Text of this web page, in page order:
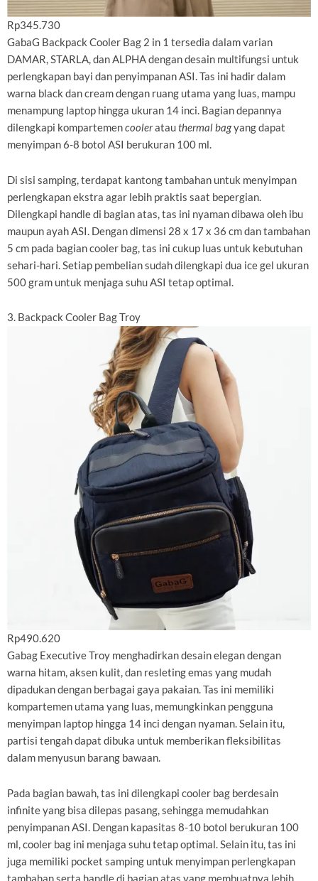
Rp345.730
GabaG Backpack Cooler Bag 2 in 1 tersedia dalam varian
DAMAR, STARLA, dan ALPHA dengan desain multifungsi untuk
perlengkapan bayi dan penyimpanan ASI. Tas ini hadir dalam
warna black dan cream dengan ruang utama yang luas, mampu
menampung laptop hingga ukuran 14 inci. Bagian depannya
dilengkapi kompartemencooleratauthermal bagyang dapat
menyimpan 6-8 botol ASI berukuran 100 ml.
Di sisi samping, terdapat kantong tambahan untuk menyimpan
perlengkapan ekstra agar lebih praktis saat bepergian.
Dilengkapi handle di bagian atas, tas ini nyaman dibawa oleh ibu
maupun ayah ASI. Dengan dimensi 28 x 17 x 36 cm dan tambahan
5 cm pada bagian cooler bag, tas ini cukup luas untuk kebutuhan
sehari-hari. Setiap pembelian sudah dilengkapi dua ice gel ukuran
500 gram untuk menjaga suhu ASI tetap optimal.
3. Backpack Cooler Bag Troy
Rp490.620
Gabag Executive Troy menghadirkan desain elegan dengan
warna hitam, aksen kulit, dan resleting emas yang mudah
dipadukan dengan berbagai gaya pakaian. Tas ini memiliki
kompartemen utama yang luas, memungkinkan pengguna
menyimpan laptop hingga 14 inci dengan nyaman. Selain itu,
partisi tengah dapat dibuka untuk memberikan fleksibilitas
dalam menyusun barang bawaan.
Pada bagian bawah, tas ini dilengkapi cooler bag berdesain
infinite yang bisa dilepas pasang, sehingga memudahkan
penyimpanan ASI. Dengan kapasitas 8-10 botol berukuran 100
ml, cooler bag ini menjaga suhu tetap optimal. Selain itu, tas ini
juga memiliki pocket samping untuk menyimpan perlengkapan
tambahan serta handle di bagian atas yang membuatnya lebih